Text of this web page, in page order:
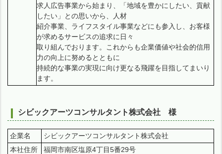
求人広告事業から始まり、「地域を豊かにしたい、貢献
したい」との思いから、人材
紹介事業、ライフスタイル事業などにも参入し、お客様
が求めるサービスの追求に日々
取り組んでおります。これからも企業価値や社会的信用
力の向上に努めるとともに
持続的な事業の実現に向け更なる飛躍を目指してまいり
ます。
シビックアーツコンサルタント株式会社 様
企業名
シビックアーツコンサルタント株式会社
本社住所
福岡市南区塩原4丁目5番29号